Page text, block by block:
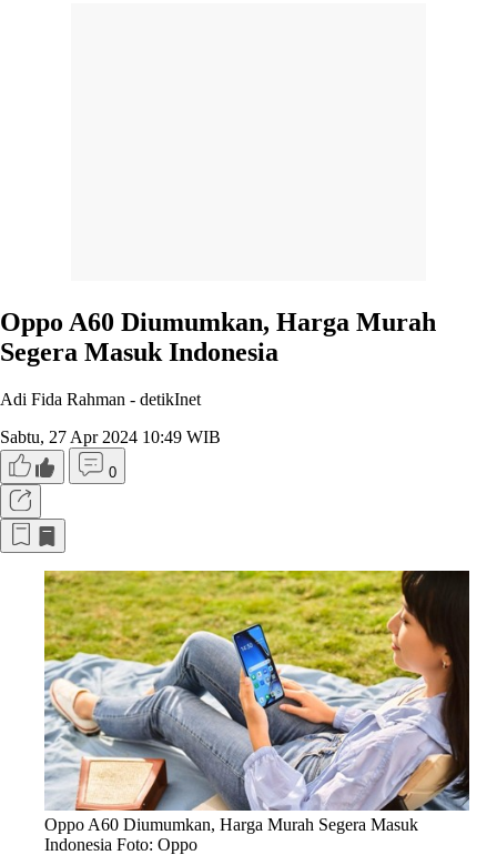
Oppo A60 Diumumkan, Harga Murah
Segera Masuk Indonesia
Adi Fida Rahman - detikInet
Sabtu, 27 Apr 2024 10:49 WIB
0
Oppo A60 Diumumkan, Harga Murah Segera Masuk
Indonesia Foto: Oppo